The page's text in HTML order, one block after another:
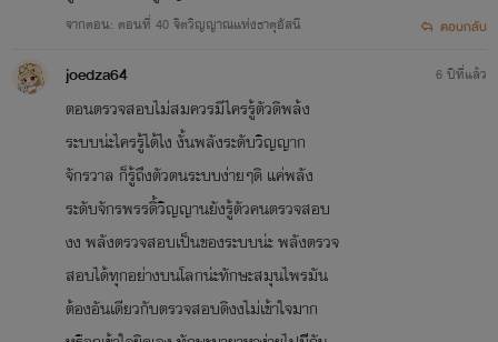
จากตอน: ตอนที่ 40 จิตวิญญาณแห่งธาตุอัสนี ตอบกลับ
joedza64
ตอนตรวจสอบไม่สมควรมีไครรู้ตัวดิพล้ง
ระบบน่ะไครรู้ได้ไง งั้นพลังระดับวิญญาก
จักรวาล ก็รู้ถึงตัวตนระบบง่ายๆดิ แค่พลัง
ระดับจักรพรรดิ้วิญญานยังรู้ตัวคนตรวจสอบ
งง พลังตรวจสอบเป็นของระบบน่ะ พลังตรวจ
สอบได้ทุกอย่างบนโลกน่ะทักษะสมุนไพรมัน
ต้องอันเดียวกับตรวจสอบดิงงไม่เข้าใจมาก
6 ปีที่แล้ว